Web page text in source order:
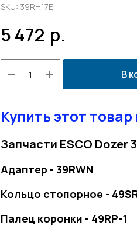
SKU: 39RH17E
5 472 р.
В
Купить этот товар
Запчасти ESCO Dozer
Адаптер - 39RWN
Кольцо стопорное -
Палец коронки - 49RP-1